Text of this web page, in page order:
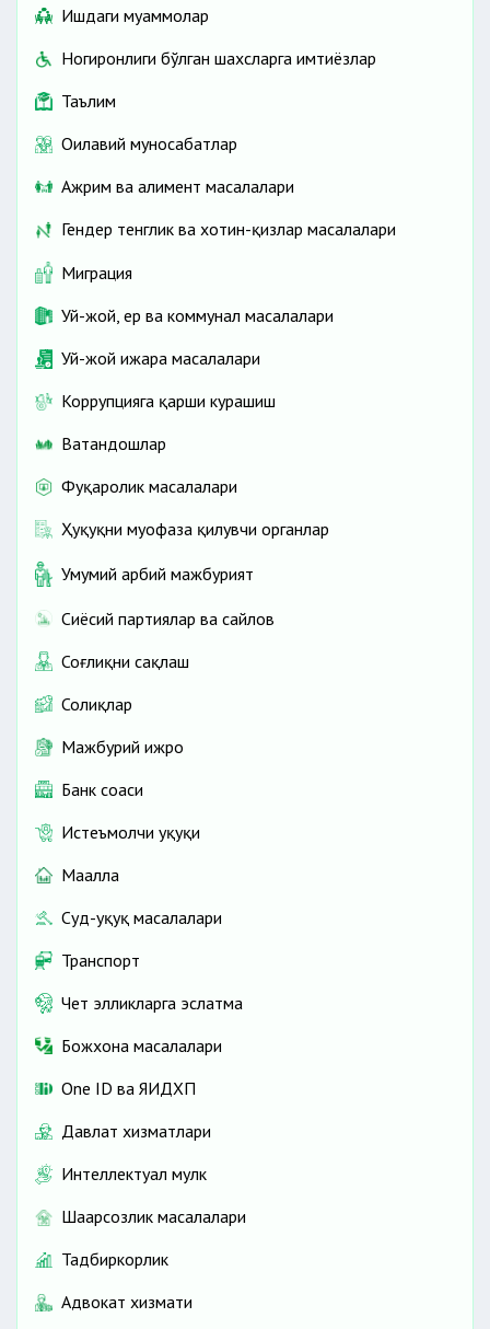
Ишдаги муаммолар
Ногиронлиги бўлган шахсларга имтиёзлар
Таълим
Оилавий муносабатлар
Ажрим ва алимент масалалари
Гендер тенглик ва хотин-қизлар масалалари
Миграция
Уй-жой, ер ва коммунал масалалари
Уй-жой ижара масалалари
Коррупцияга қарши курашиш
Ватандошлар
Фуқаролик масалалари
Ҳуқуқни муҳофаза қилувчи органлар
Умумий ҳарбий мажбурият
Сиёсий партиялар ва сайлов
Соғлиқни сақлаш
Солиқлар
Мажбурий ижро
Банк соҳаси
Истеъмолчи ҳуқуқи
Маҳалла
Суд-ҳуқуқ масалалари
Транспорт
Чет элликларга эслатма
Божхона масалалари
One ID ва ЯИДХП
Давлат хизматлари
Интеллектуал мулк
Шаҳарсозлик масалалари
Тадбиркорлик
Адвокат хизмати